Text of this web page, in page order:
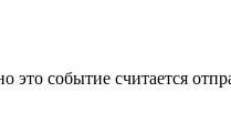
событие считается